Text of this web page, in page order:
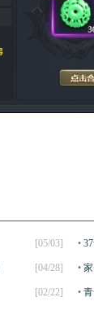
[05/03] •
[04/28] •
[02/22] •